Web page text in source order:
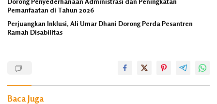
Pemanfaatan di Tahun 2026
Perjuangkan Inklusi, Ali Umar Dhani Dorong Perda Pesantren
Ramah Disabilitas
Umar
Dhani
Baca Juga